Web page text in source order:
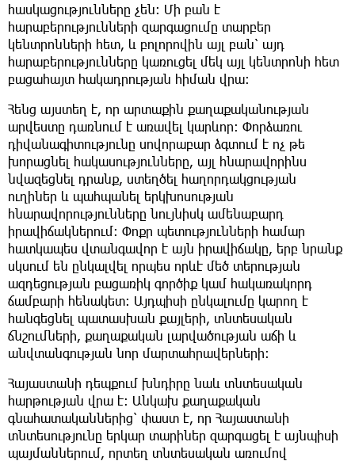
հասկացությունները չեն։ Մի բան է
հարաբերությունների զարգացումը տարբեր
կենտրոնների հետ, և բոլորովին այլ բան՝ այդ
հարաբերությունները կառուցել մեկ այլ կենտրոնի հետ
բացահայտ հակադրության հիման վրա։
Հենց այստեղ է, որ արտաքին քաղաքականության
արվեստը դառնում է առավել կարևոր։ Փորձառու
դիվանագիտությունը սովորաբար ձգտում է ոչ թե
խորացնել հակասությունները, այլ հնարավորինս
նվազեցնել դրանք, ստեղծել հաղորդակցության
ուղիներ և պահպանել երկխոսության
հնարավորությունները նույնիսկ ամենաբարդ
իրավիճակներում։ Փոքր պետությունների համար
հատկապես վտանգավոր է այն իրավիճակը, երբ նրանք
սկսում են ընկալվել որպես որևէ մեծ տերության
ազդեցության բացառիկ գործիք կամ հակառակորդ
ճամբարի հենակետ։ Այդպիսի ընկալումը կարող է
հանգեցնել պատասխան քայլերի, տնտեսական
ճնշումների, քաղաքական լարվածության աճի և
անվտանգության նոր մարտահրավերների։
Հայաստանի դեպքում խնդիրը նաև տնտեսական
հարթության վրա է։ Անկախ քաղաքական
գնահատականներից՝ փաստ է, որ Հայաստանի
տնտեսությունը երկար տարիներ զարգացել է այնպիսի
պայմաններում, որտեղ տնտեսական առումով